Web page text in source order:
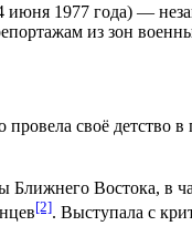
июня 1977 года) —
из зон
своё детство
Ближнего Востока, в
[2]. Выступала с